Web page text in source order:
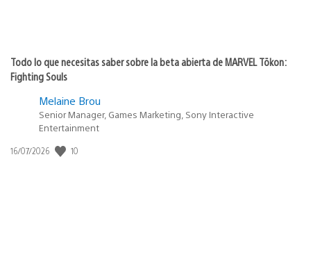
Todo lo que necesitas saber sobre la beta abierta de MARVEL Tōkon:
Fighting Souls
Melaine Brou
Senior Manager, Games Marketing, Sony Interactive
Entertainment
Fecha
16/07/2026 10